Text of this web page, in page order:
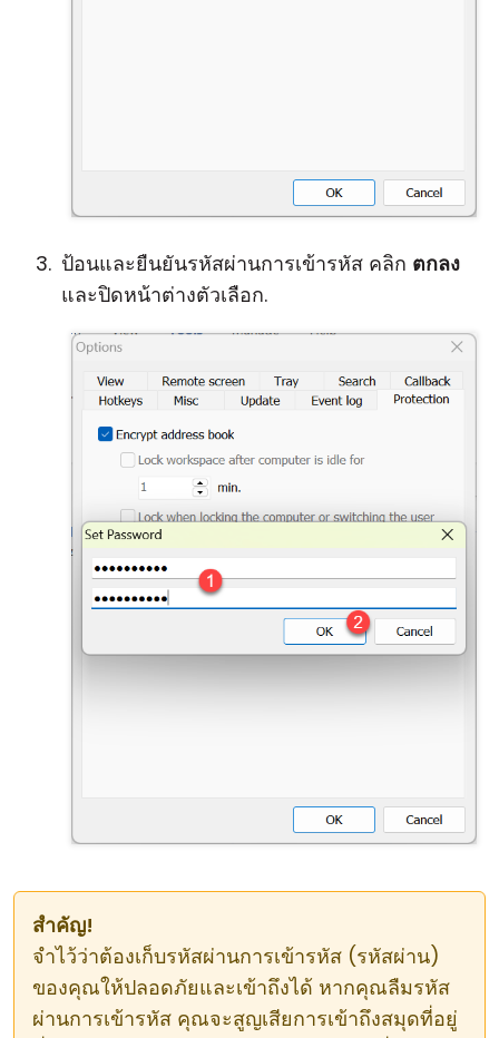
ป้อนและยืนยันรหัสผ่านการเข้ารหัส คลิก ตกลง
และปิดหน้าต่างตัวเลือก.
สำคัญ!
จำไว้ว่าต้องเก็บรหัสผ่านการเข้ารหัส (รหัสผ่าน)
ของคุณให้ปลอดภัยและเข้าถึงได้ หากคุณลืมรหัส
ผ่านการเข้ารหัส คุณจะสูญเสียการเข้าถึงสมุดที่อยู่